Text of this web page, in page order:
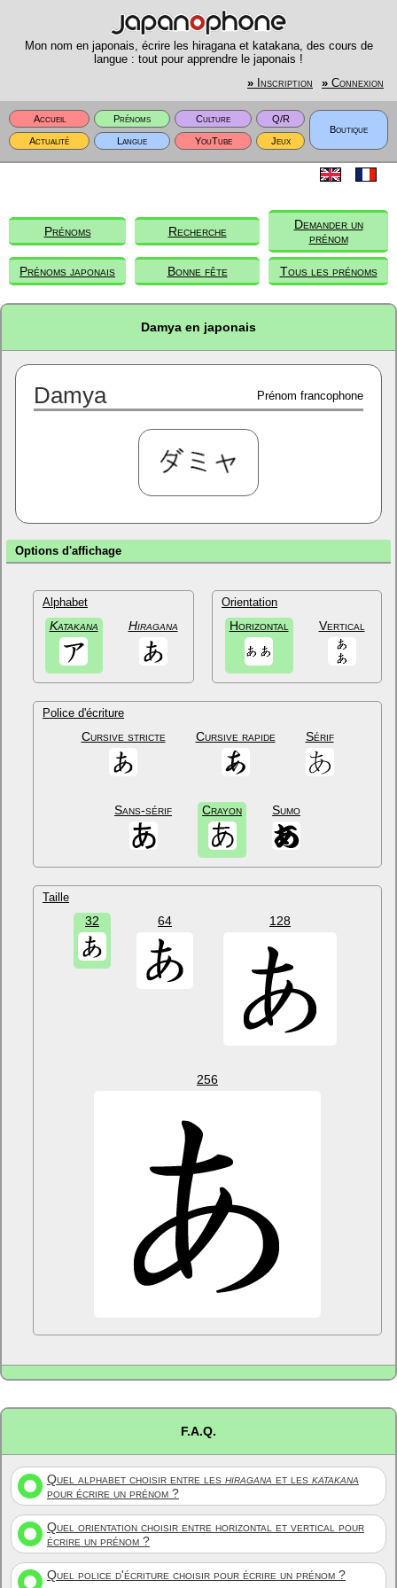
Mon nom en japonais, écrire les hiragana et katakana, des cours de
langue : tout pour apprendre le japonais !
» Inscription » Connexion
Accueil Prénoms Culture
Q/R
Boutique
Actualité
Langue YouTube Jeux
Prénoms Recherche
Demander un
prénom
Prénoms japonais Bonne fête Tous les prénoms
Damya en japonais
Damya Prénom francophone
Options d'affichage
Alphabet
Katakana Hiragana
Orientation
Horizontal Vertical
Police d'écriture
Cursive stricte Cursive rapide Sérif
Sans-sérif Crayon Sumo
Taille
32 64 128
256
F.A.Q.
Quel alphabet choisir entre les hiragana et les katakana
pour écrire un prénom ?
Quel orientation choisir entre horizontal et vertical pour
écrire un prénom ?
Quel police d'écriture choisir pour écrire un prénom ?